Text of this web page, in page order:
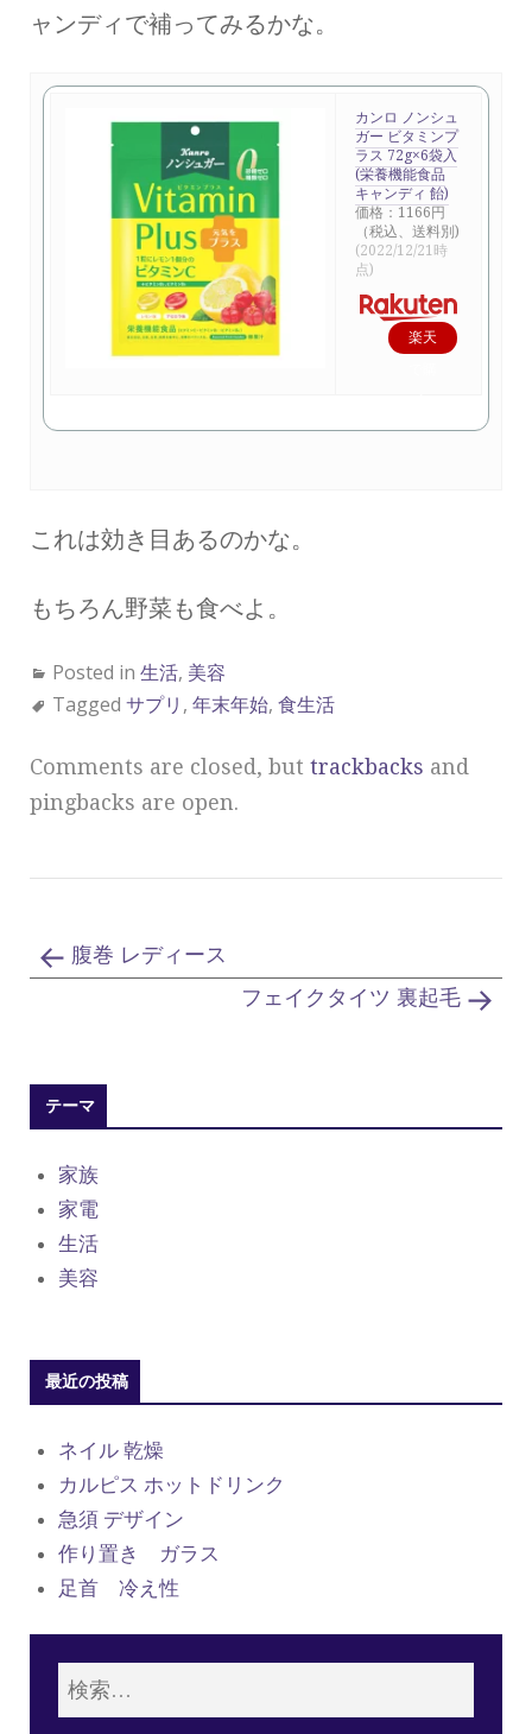
ャンディで補ってみるかな。
カンロ ノンシュ
ガー ビタミンプ
ラス 72g×6袋入
(栄養機能食品
キャンディ 飴)
価格：1166円
（税込、送料別)
(2022/12/21時
点)
楽天
これは効き目あるのかな。
もちろん野菜も食べよ。
Posted in 生活, 美容
Tagged サプリ , 年末年始, 食生活
Comments are closed, but trackbacks and
pingbacks are open.
腹巻 レディース
フェイクタイツ 裏起毛
テーマ
家族
家電
生活
美容
最近の投稿
ネイル 乾燥
カルピス ホットドリンク
急須 デザイン
作り置き ガラス
足首 冷え性